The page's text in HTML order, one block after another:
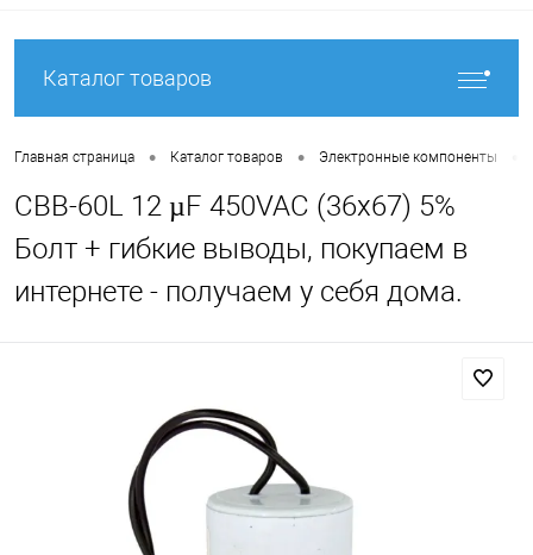
Каталог товаров
Главная страница • Каталог товаров • Электронные компоненты
CBB-60L 12 µF 450VAC (36x67) 5%
Болт + гибкие выводы, покупаем в
интернете - получаем у себя дома.